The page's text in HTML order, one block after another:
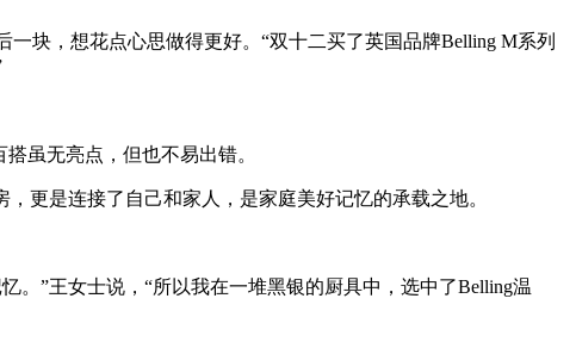
块，想花点心思做得更好。“双十二买了英国品牌Belling M系列
虽无亮点，但也不易出错。
更是连接了自己和家人，是家庭美好记忆的承载之地。
。”王女士说，“所以我在一堆黑银的厨具中，选中了Belling温